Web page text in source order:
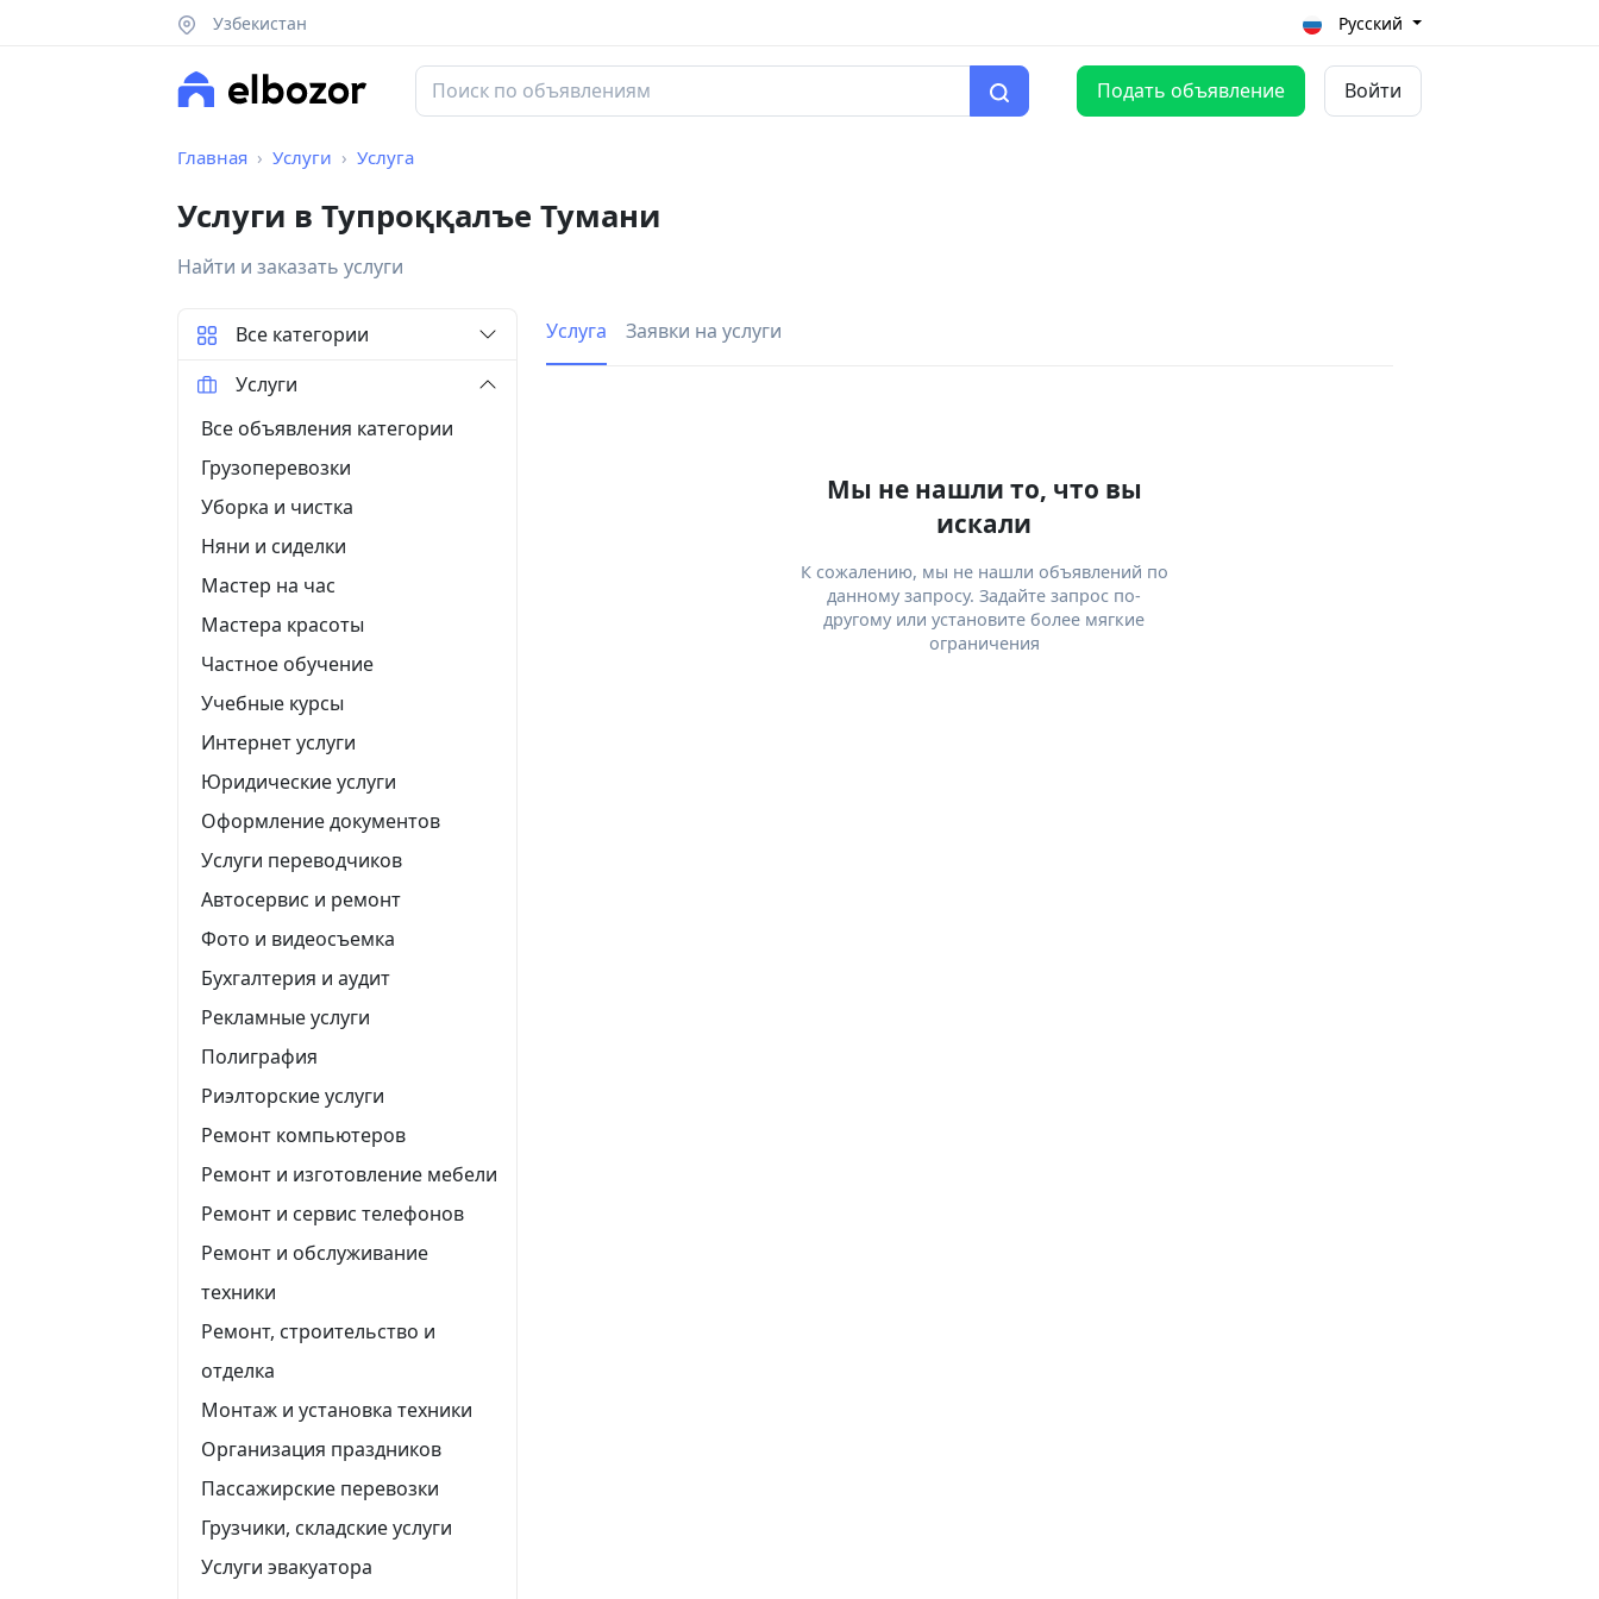
Узбекистан Русский
Подать объявление Войти
Главная Услуги Услуга
Услуги в Тупроққалъе Тумани
Найти и заказать услуги
Услуга Заявки на услуги
Мы не нашли то, что вы
искали
К сожалению, мы не нашли объявлений по
данному запросу. Задайте запрос по-
другому или установите более мягкие
ограничения
Все категории
Услуги
Все объявления категории
Грузоперевозки
Уборка и чистка
Няни и сиделки
Мастер на час
Мастера красоты
Частное обучение
Учебные курсы
Интернет услуги
Юридические услуги
Оформление документов
Услуги переводчиков
Автосервис и ремонт
Фото и видеосъемка
Бухгалтерия и аудит
Рекламные услуги
Полиграфия
Риэлторские услуги
Ремонт компьютеров
Ремонт и изготовление мебели
Ремонт и сервис телефонов
Ремонт и обслуживание
техники
Ремонт, строительство и
отделка
Монтаж и установка техники
Организация праздников
Пассажирские перевозки
Грузчики, складские услуги
Услуги эвакуатора